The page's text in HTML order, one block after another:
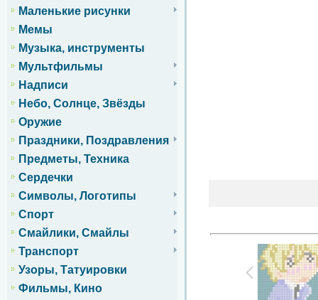
Маленькие рисунки
Мемы
Музыка, инструменты
Мультфильмы
Надписи
Небо, Солнце, Звёзды
Оружие
Праздники, Поздравления
Предметы, Техника
Сердечки
Символы, Логотипы
Спорт
Смайлики, Смайлы
Транспорт
Узоры, Татуировки
Фильмы, Кино